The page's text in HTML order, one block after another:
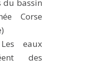
du bassin
Corse
eaux
des